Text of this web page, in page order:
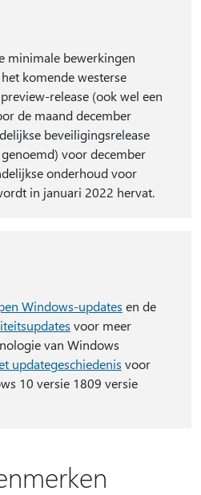
minimale bewerkingen
komende westerse
release (ook wel een
de maand december
beveiligingsrelease
voor december
onderhoud voor
in januari 2022 hervat.
Windows-updates en de
voor meer
van Windows
updategeschiedenis voor
10 versie 1809 versie